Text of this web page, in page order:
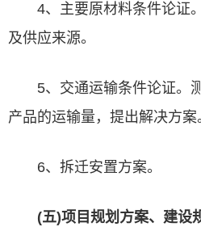
4、主要原材料条件论证
及供应来源。
5、交通运输条件论证。
产品的运输量，提出解决方案
6、拆迁安置方案。
(五)项目规划方案、建设